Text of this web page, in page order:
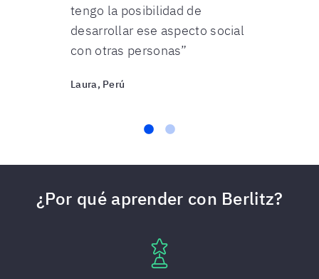
tengo la posibilidad de
desarrollar ese aspecto social
con otras personas”
Laura, Perú
¿Por qué aprender con Berlitz?